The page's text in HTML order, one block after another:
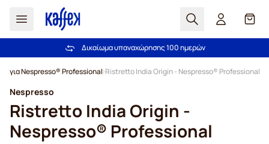
Αναζήτηση
Δωρεάν αποστολή άνω των 49,00€
Δικαίωμα υπαναχώρησης 100 ημερών
για Nespresso® Professional Ristretto India Origin - Nespresso® Professional
Nespresso
Ristretto India Origin -
Nespresso® Professional